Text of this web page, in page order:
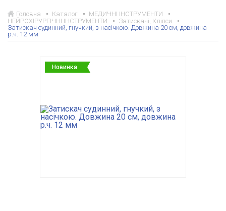
Головна Каталог
МЕДИЧНІ ІНСТРУМЕНТИ
НЕЙРОХІРУРГІЧНІ ІНСТРУМЕНТИ
Затискачі, Кліпси
Затискач судинний, гнучкий, з насічкою. Довжина 20 см, довжина
р.ч. 12 мм
Новинка